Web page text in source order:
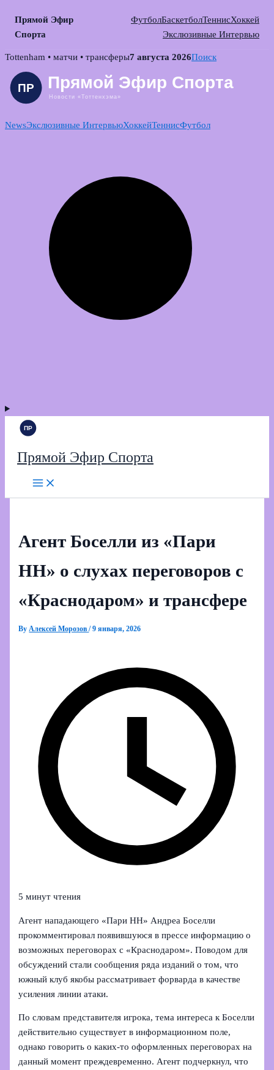
Прямой Эфир
Спорта
ФутболБаскетболТеннисХоккей
Экслюзивные Интервью
Skip
content
Tottenham • матчи • трансферы7 августа 2026Поиск
NewsЭкслюзивные ИнтервьюХоккейТеннисФутбол
Прямой Эфир Спорта
Агент Боселли из «Пари
НН» о слухах переговоров с
«Краснодаром» и трансфере
ByАлексей Морозов/9 января, 2026
5 минут чтения
Агент нападающего «Пари НН» Андреа Боселли
прокомментировал появившуюся в прессе информацию о
возможных переговорах с «Краснодаром». Поводом для
обсуждений стали сообщения ряда изданий о том, что
южный клуб якобы рассматривает форварда в качестве
усиления линии атаки.
По словам представителя игрока, тема интереса к Боселли
действительно существует в информационном поле,
однако говорить о каких‑то оформленных переговорах на
данный момент преждевременно. Агент подчеркнул, что